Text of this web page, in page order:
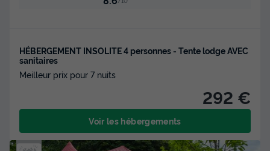
HÉBERGEMENT INSOLITE 4 personnes - Tente lodge AVEC
sanitaires
Meilleur prix pour 7 nuits
292 €
Voir les hébergements